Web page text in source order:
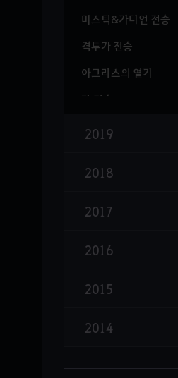
미스틱&가디언 전승
격투가 전승
아그리스의 열기
란 전승
위치&위자드 전승
신규 섬, 그란디하&파
2019
2018
2017
2016
2015
2014